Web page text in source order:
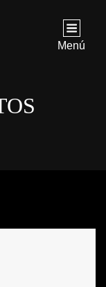
Menú